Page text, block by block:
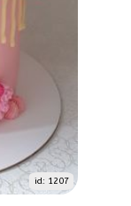
id: 1207